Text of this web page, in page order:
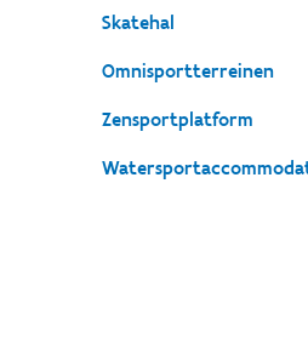
Skatehal
Omnisportterreinen
Zensportplatform